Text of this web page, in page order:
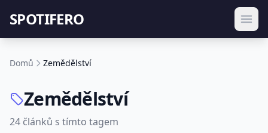
SPOTIFERO
Domů Zemědělství
Zemědělství
24 článků s tímto tagem